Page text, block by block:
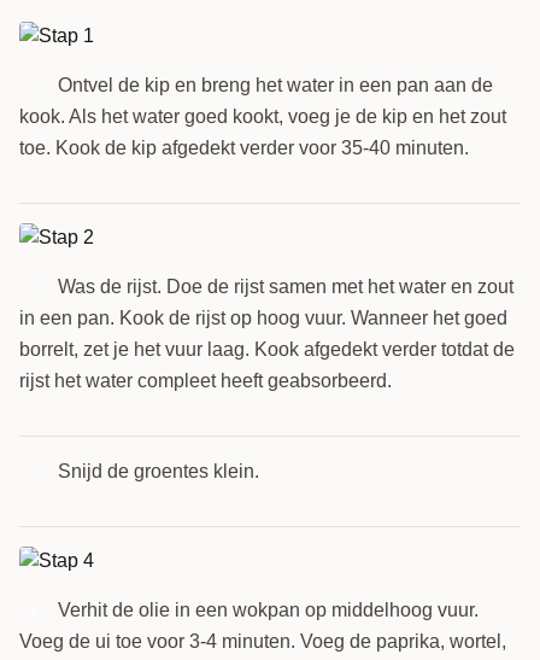
Ontvel de kip en breng het water in een pan aan de
kook. Als het water goed kookt, voeg je de kip en het zout
toe. Kook de kip afgedekt verder voor 35-40 minuten.
Was de rijst. Doe de rijst samen met het water en zout
in een pan. Kook de rijst op hoog vuur. Wanneer het goed
borrelt, zet je het vuur laag. Kook afgedekt verder totdat de
rijst het water compleet heeft geabsorbeerd.
Snijd de groentes klein.
Verhit de olie in een wokpan op middelhoog vuur.
Voeg de ui toe voor 3-4 minuten. Voeg de paprika, wortel,